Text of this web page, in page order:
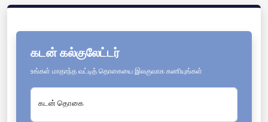
கடன் கல்குலேட்டர்
உங்கள் மாதாந்த வட்டித் தொகையை இலகுவாக கணியுங்கள்
கடன் தொகை